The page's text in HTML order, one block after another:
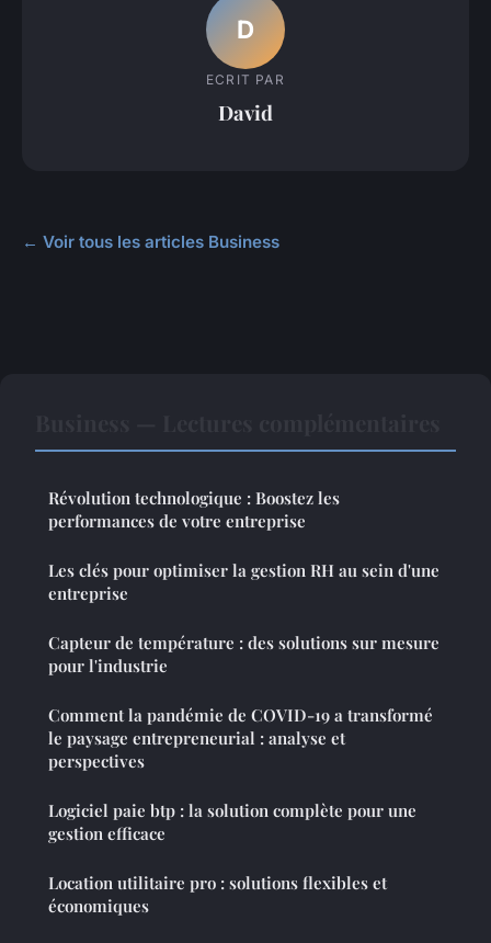
D
ECRIT PAR
David
← Voir tous les articles Business
Révolution technologique : Boostez les
performances de votre entreprise
Les clés pour optimiser la gestion RH au sein d'une
entreprise
Capteur de température : des solutions sur mesure
pour l'industrie
Comment la pandémie de COVID-19 a transformé
le paysage entrepreneurial : analyse et
perspectives
Logiciel paie btp : la solution complète pour une
gestion efficace
Location utilitaire pro : solutions flexibles et
économiques